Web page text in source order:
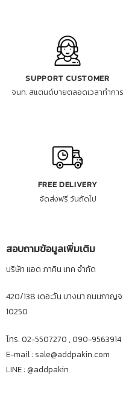
SUPPORT CUSTOMER
จนท. สแตนด์บายตลอดเวลาทำการ
FREE DELIVERY
จัดส่งฟรี วันถัดไป
สอบถามข้อมูลเพิ่มเติม
บริษัท แอด ภาคิน เทค จำกัด
420/138 เดอะวัน บางนา ถนนกาญ
10250
โทร. 02-5507270 , 090-9563914
E-mail : sale@addpakin.com
LINE : @addpakin